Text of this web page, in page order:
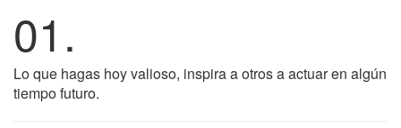
01.
Lo que hagas hoy valioso, inspira a otros a actuar en algún
tiempo futuro.